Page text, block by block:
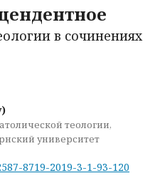
в сочинениях
теологии,
университет
8719-2019-3-1-93-120